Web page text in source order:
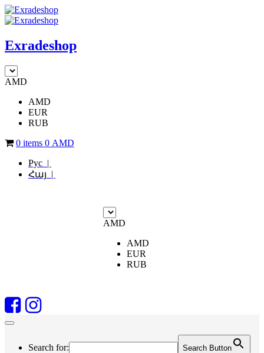
Exradeshop
AMD
AMD
EUR
RUB
0 items 0 AMD
Рус |
Հայ |
AMD
AMD
EUR
RUB
Search for: Search Button